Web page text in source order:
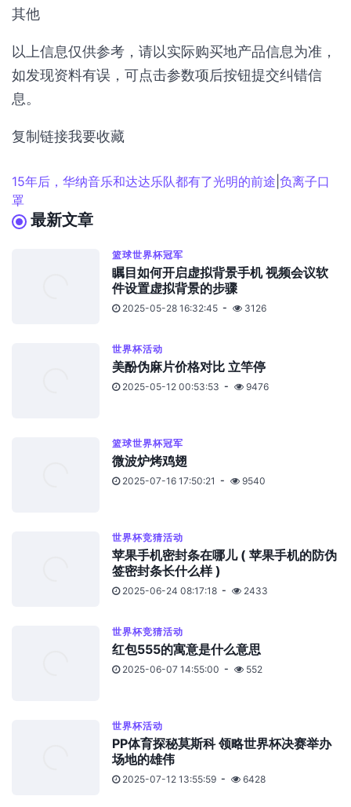
其他
以上信息仅供参考，请以实际购买地产品信息为准，
如发现资料有误，可点击参数项后按钮提交纠错信
息。
复制链接我要收藏
15年后，华纳音乐和达达乐队都有了光明的前途 负离子口
罩
最新文章
篮球世界杯冠军
瞩目如何开启虚拟背景手机 视频会议软
件设置虚拟背景的步骤
2025-05-28 16:32:45 3126
世界杯活动
美酚伪麻片价格对比 立竿停
2025-05-12 00:53:53 9476
篮球世界杯冠军
微波炉烤鸡翅
2025-07-16 17:50:21 9540
世界杯竞猜活动
苹果手机密封条在哪儿 ( 苹果手机的防伪
签密封条长什么样 )
2025-06-24 08:17:18 2433
世界杯竞猜活动
红包555的寓意是什么意思
2025-06-07 14:55:00 552
世界杯活动
PP体育探秘莫斯科 领略世界杯决赛举办
场地的雄伟
2025-07-12 13:55:59 6428